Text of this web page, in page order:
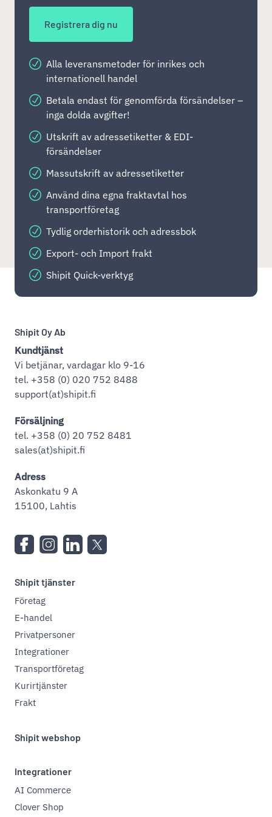
Registrera dig nu
Alla leveransmetoder för inrikes och
internationell handel
Betala endast för genomförda försändelser –
inga dolda avgifter!
Utskrift av adressetiketter & EDI-
försändelser
Massutskrift av adressetiketter
Använd dina egna fraktavtal hos
transportföretag
Tydlig orderhistorik och adressbok
Export- och Import frakt
Shipit Quick-verktyg
Shipit Oy Ab
Kundtjänst
Vi betjänar, vardagar klo 9-16
tel. +358 (0) 020 752 8488
support(at)shipit.fi
Försäljning
tel. +358 (0) 20 752 8481
sales(at)shipit.fi
Adress
Askonkatu 9 A
15100, Lahtis
Shipit tjänster
Företag
E-handel
Privatpersoner
Integrationer
Transportföretag
Kurirtjänster
Frakt
Shipit webshop
Integrationer
AI Commerce
Clover Shop